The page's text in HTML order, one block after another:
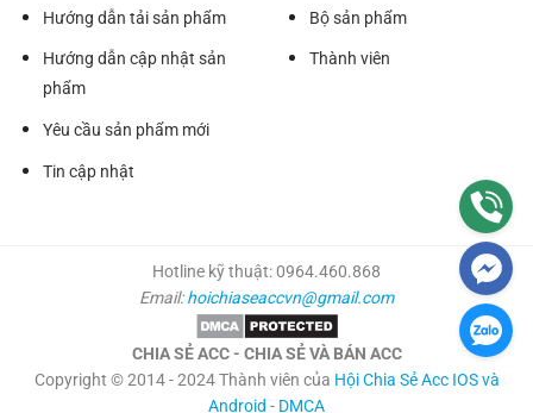
Hướng dẫn tải sản phẩm
Hướng dẫn cập nhật sản
phẩm
Yêu cầu sản phẩm mới
Tin cập nhật
Bộ sản phẩm
Thành viên
Hotline kỹ thuật: 0964.460.868
Email:hoichiaseaccvn@gmail.com
CHIA SẺ ACC - CHIA SẺ VÀ BÁN ACC
Copyright © 2014 - 2024 Thành viên của Hội Chia Sẻ Acc IOS và
Android - DMCA